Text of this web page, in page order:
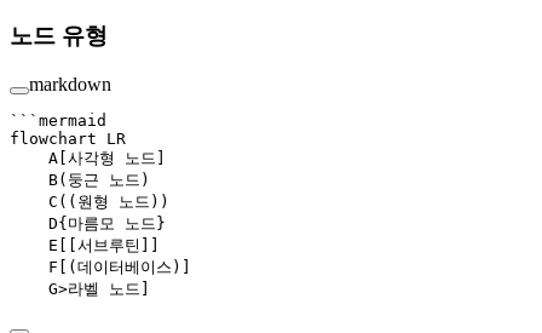
노드 유형
markdown
```mermaid
flowchart LR
    A[사각형 노드]
    B(둥근 노드)
    C((원형 노드))
    D{마름모 노드}
    E[[서브루틴]]
    F[(데이터베이스)]
    G>라벨 노드]